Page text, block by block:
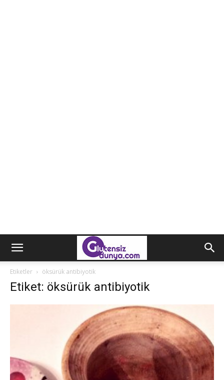
Etiketler öksürük antibiyotik
Etiket: öksürük antibiyotik